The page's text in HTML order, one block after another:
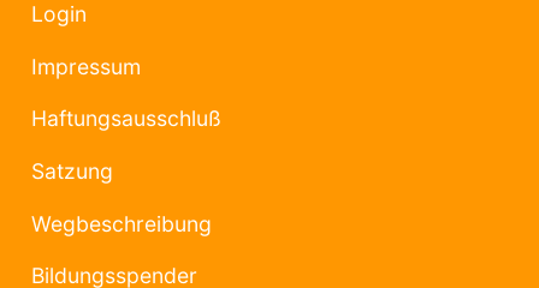
Login
Impressum
Haftungsausschluß
Satzung
Wegbeschreibung
Bildungsspender